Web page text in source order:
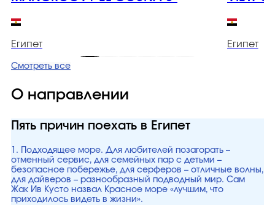
Египет Египет
Смотреть все
О направлении
Пять причин поехать в Египет
1. Подходящее море. Для любителей позагорать –
отменный сервис, для семейных пар с детьми –
безопасное побережье, для серферов – отличные волны,
для дайверов – разнообразный подводный мир. Сам
Жак Ив Кусто назвал Красное море «лучшим, что
приходилось видеть в жизни».